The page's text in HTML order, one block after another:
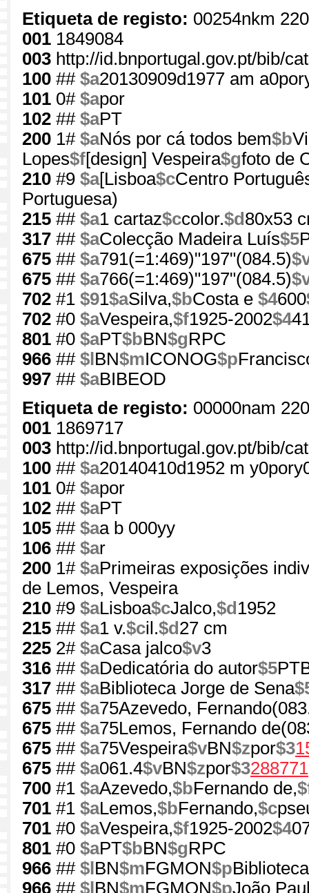
Etiqueta de registo: 00254nkm
001 1849084
003 http://id.bnportugal.gov.pt/bib/
100 ## $a20130909d1977 am
101 0# $apor
102 ## $aPT
200 1# $aNós por cá todos bem$b
Lopes$f[design] Vespeira$gfoto de
210 #9 $a[Lisboa$cCentro
Portuguesa)
215 ## $a1 cartaz$ccolor.$d 80x53
317 ## $aColecção Madeira Luís$5
675 ## $a791(=1:469)"197"(084.5)
675 ## $a766(=1:469)"197"(084.5)
702 #1 $91$aSilva,$bCosta e $4600
702 #0 $aVespeira,$f1925-2002$4
801 #0 $aPT$bBN$gRPC
966 ## $l BN$mICONOG$p
997 ## $aBIBEOD
Etiqueta de registo: 00000nam
001 1869717
003 http://id.bnportugal.gov.pt/bib/
100 ## $a20140410d1952 m
101 0# $apor
102 ## $aPT
105 ## $aa b 000yy
106 ## $ar
200 1# $aPrimeiras exposições
de Lemos, Vespeira
210 #9 $aLisboa$cJalco,$d 1952
215 ## $a1 v.$cil.$d 27 cm
225 2# $aCasa jalco$v3
316 ## $aDedicatória do autor$5
317 ## $aBiblioteca Jorge de Sena
675 ## $a75Azevedo,
675 ## $a75Lemos, Fernando
675 ## $a75Vespeira$vBN$zpor$3
675 ## $a061.4$vBN$zpor$3288771
700 #1 $aAzevedo,$bFernando de,
701 #1 $aLemos,$bFernando,$c
701 #0 $aVespeira,$f1925-2002$4
801 #0 $aPT$bBN$gRPC
966 ## $l BN$mFGMON$p
966 ## $l BN$mFGMON$pJoão